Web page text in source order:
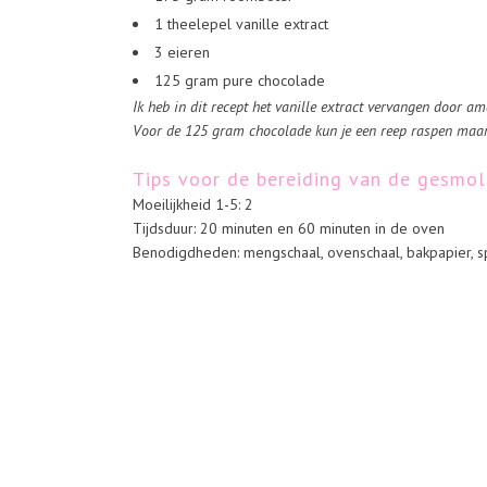
1 theelepel vanille extract
3 eieren
125 gram pure chocolade
Ik heb in dit recept het vanille extract vervangen door
Voor de 125 gram chocolade kun je een reep raspen
Tips voor de bereiding van de
Moeilijkheid 1-5: 2
Tijdsduur: 20 minuten en 60 minuten in de oven
Benodigdheden: mengschaal, ovenschaal, bakpapier,